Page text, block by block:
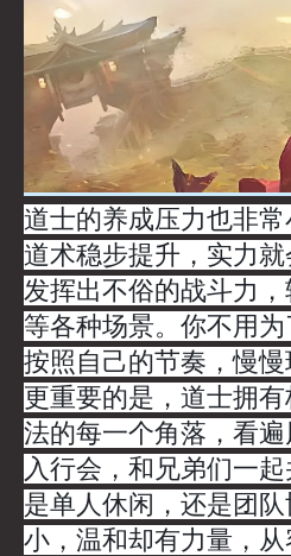
道士的养成压力也非
道术稳步提升，实力
发挥出不俗的战斗力
等各种场景。你不用
按照自己的节奏，慢
更重要的是，道士拥
法的每一个角落，看
入行会，和兄弟们一
是单人休闲，还是团
小，温和却有力量，从